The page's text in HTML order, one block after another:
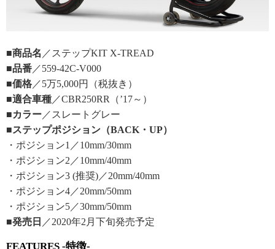
■商品名 ／ステップKIT X-TREAD
■品番 ／559-42C-V000
■価格 ／5万5,000円（税抜き）
■適合車種 ／CBR250RR（’17～）
■カラー ／スレートグレー
■ステップポジション（BACK・UP）
・ポジション1／10mm/30mm
・ポジション2／10mm/40mm
・ポジション3 (推奨)／20mm/40mm
・ポジション4／20mm/50mm
・ポジション5／30mm/50mm
■発売日 ／2020年2月下旬発売予定
FEATURES -特徴-